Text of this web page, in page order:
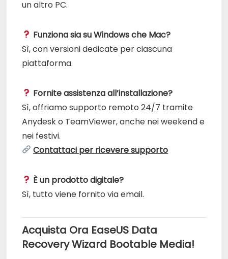
un altro PC.
Funziona sia su Windows che Mac?
Sì, con versioni dedicate per ciascuna
piattaforma.
Fornite assistenza all’installazione?
Sì, offriamo supporto remoto 24/7 tramite
Anydesk o TeamViewer, anche nei weekend e
nei festivi.
Contattaci per ricevere supporto
È un prodotto digitale?
Sì, tutto viene fornito via email.
Acquista Ora EaseUS Data
Recovery Wizard Bootable Media!